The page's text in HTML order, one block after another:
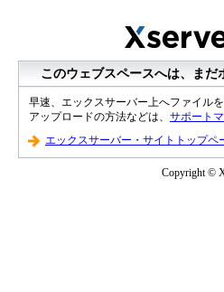
このウェブスペースへは、ま
早速、エックスサーバー上へファイル
アップロードの方法などは、 サポート
エックスサーバー・サイトトップペ
Copyright ©